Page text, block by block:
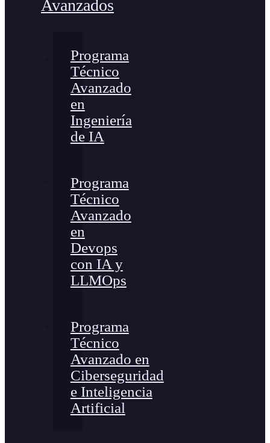
Avanzados
Programa
Técnico
Avanzado
en
Ingeniería
de IA
Programa
Técnico
Avanzado
en
Devops
con IA y
LLMOps
Programa
Técnico
Avanzado en
Ciberseguridad
e Inteligencia
Artificial